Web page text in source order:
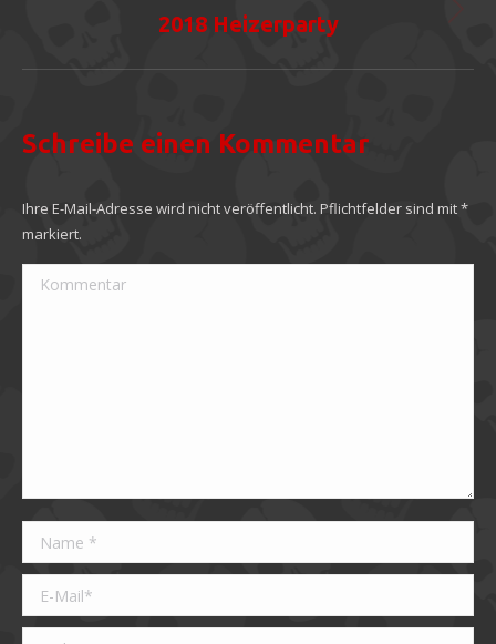
Nächstes
2018 Heizerparty
Schreibe einen Kommentar
Ihre E-Mail-Adresse wird nicht veröffentlicht. Pflichtfelder sind mit*
markiert.
Kommentar
Name *
E-Mail *